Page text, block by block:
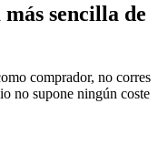
sencilla de
comprador, no corres
no supone ningún coste